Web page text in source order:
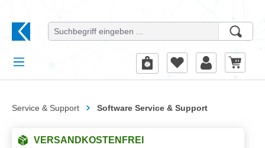
Service & Support Software Service & Support
VERSANDKOSTENFREI